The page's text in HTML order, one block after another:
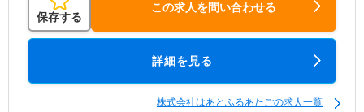
保存する
この求人を問い合わせる
詳細を見る
株式会社はあとふるあたごの求人一覧